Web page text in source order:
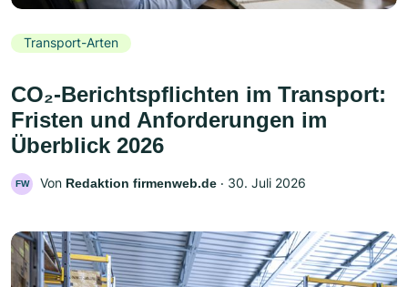
Transport-Arten
CO₂-Berichtspflichten im Transport:
Fristen und Anforderungen im
Überblick 2026
FW Von Redaktion firmenweb.de ‧ 30. Juli 2026